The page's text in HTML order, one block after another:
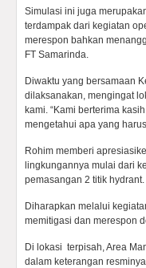
Simulasi ini juga
terdampak dari kegiatan
merespon bahkan
FT Samarinda.
Diwaktu yang bersamaan
dilaksanakan, mengingat
kami. “Kami berterima
mengetahui apa yang
Rohim memberi
lingkungannya mulai dari
pemasangan 2 titik hydrant.
Diharapkan melalui
memitigasi dan merespon
Di lokasi terpisah, Area
dalam keterangan